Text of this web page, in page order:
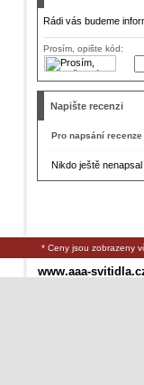
Rádi vás budeme
Prosím, opište kód:
Napište recenzi
Pro napsání
Nikdo ještě
* Ceny jsou zobrazeny
www.aaa-